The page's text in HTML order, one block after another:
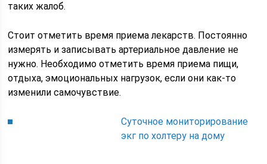
таких жалоб.
Стоит отметить время приема лекарств. Постоянно
измерять и записывать артериальное давление не
нужно. Необходимо отметить время приема пищи,
отдыха, эмоциональных нагрузок, если они как-то
изменили самочувствие.
Суточное мониторирование
экг по холтеру на дому